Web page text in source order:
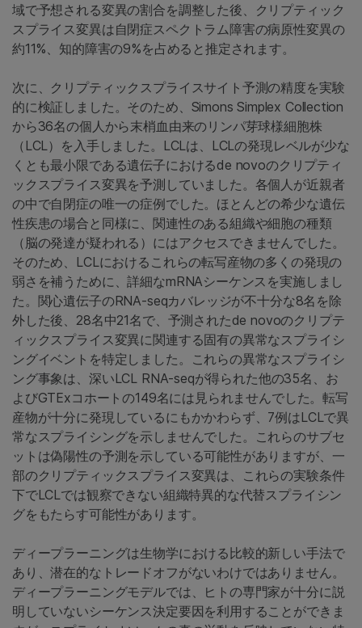
域で予想される変異の割合を調整した後、クリプティック
スプライス変異は自閉症スペクトラム障害の病原性変異の
約11%、知的障害の9%を占めると推定されます。
次に、クリプティックスプライスサイト予測の精度を実験
的に検証しました。そのため、Simons Simplex Collection
から36名の個人から末梢血由来のリンパ芽球様細胞株
（LCL）を入手しました。LCLは、LCLの発現レベルが少な
くとも最小限である遺伝子におけるde novoのクリプティ
ックスプライス変異を予測していました。各個人が近親者
の中で自閉症の唯一の症例でした。ほとんどの希少な遺伝
性疾患の場合と同様に、関連性のある組織や細胞の種類
（脳の発達が疑われる）にはアクセスできませんでした。
そのため、LCLにおけるこれらの転写産物の多くの発現の
弱さを補うために、詳細なmRNAシーケンスを実施しまし
た。関心遺伝子のRNA-seqカバレッジが不十分な8名を除
外した後、28名中21名で、予測されたde novoのクリプテ
ィックスプライス変異に関連する固有の異常なスプライシ
ングイベントを特定しました。これらの異常なスプライシ
ング事象は、深いLCL RNA-seqが得られた他の35名、お
よびGTExコホートの149名には見られませんでした。転写
産物が十分に発現しているにもかかわらず、7例はLCLで異
常なスプライシングを示しませんでした。これらのサブセ
ットは偽陽性の予測を示している可能性がありますが、一
部のクリプティックスプライス変異は、これらの実験条件
下でLCLでは観察できない組織特異的な代替スプライシン
グをもたらす可能性があります。
ディープラーニングは生物学における比較的新しい手法で
あり、潜在的なトレードオフがないわけではありません。
ディープラーニングモデルでは、ヒトの専門家が十分に説
明していないシーケンス決定要因を利用することができま